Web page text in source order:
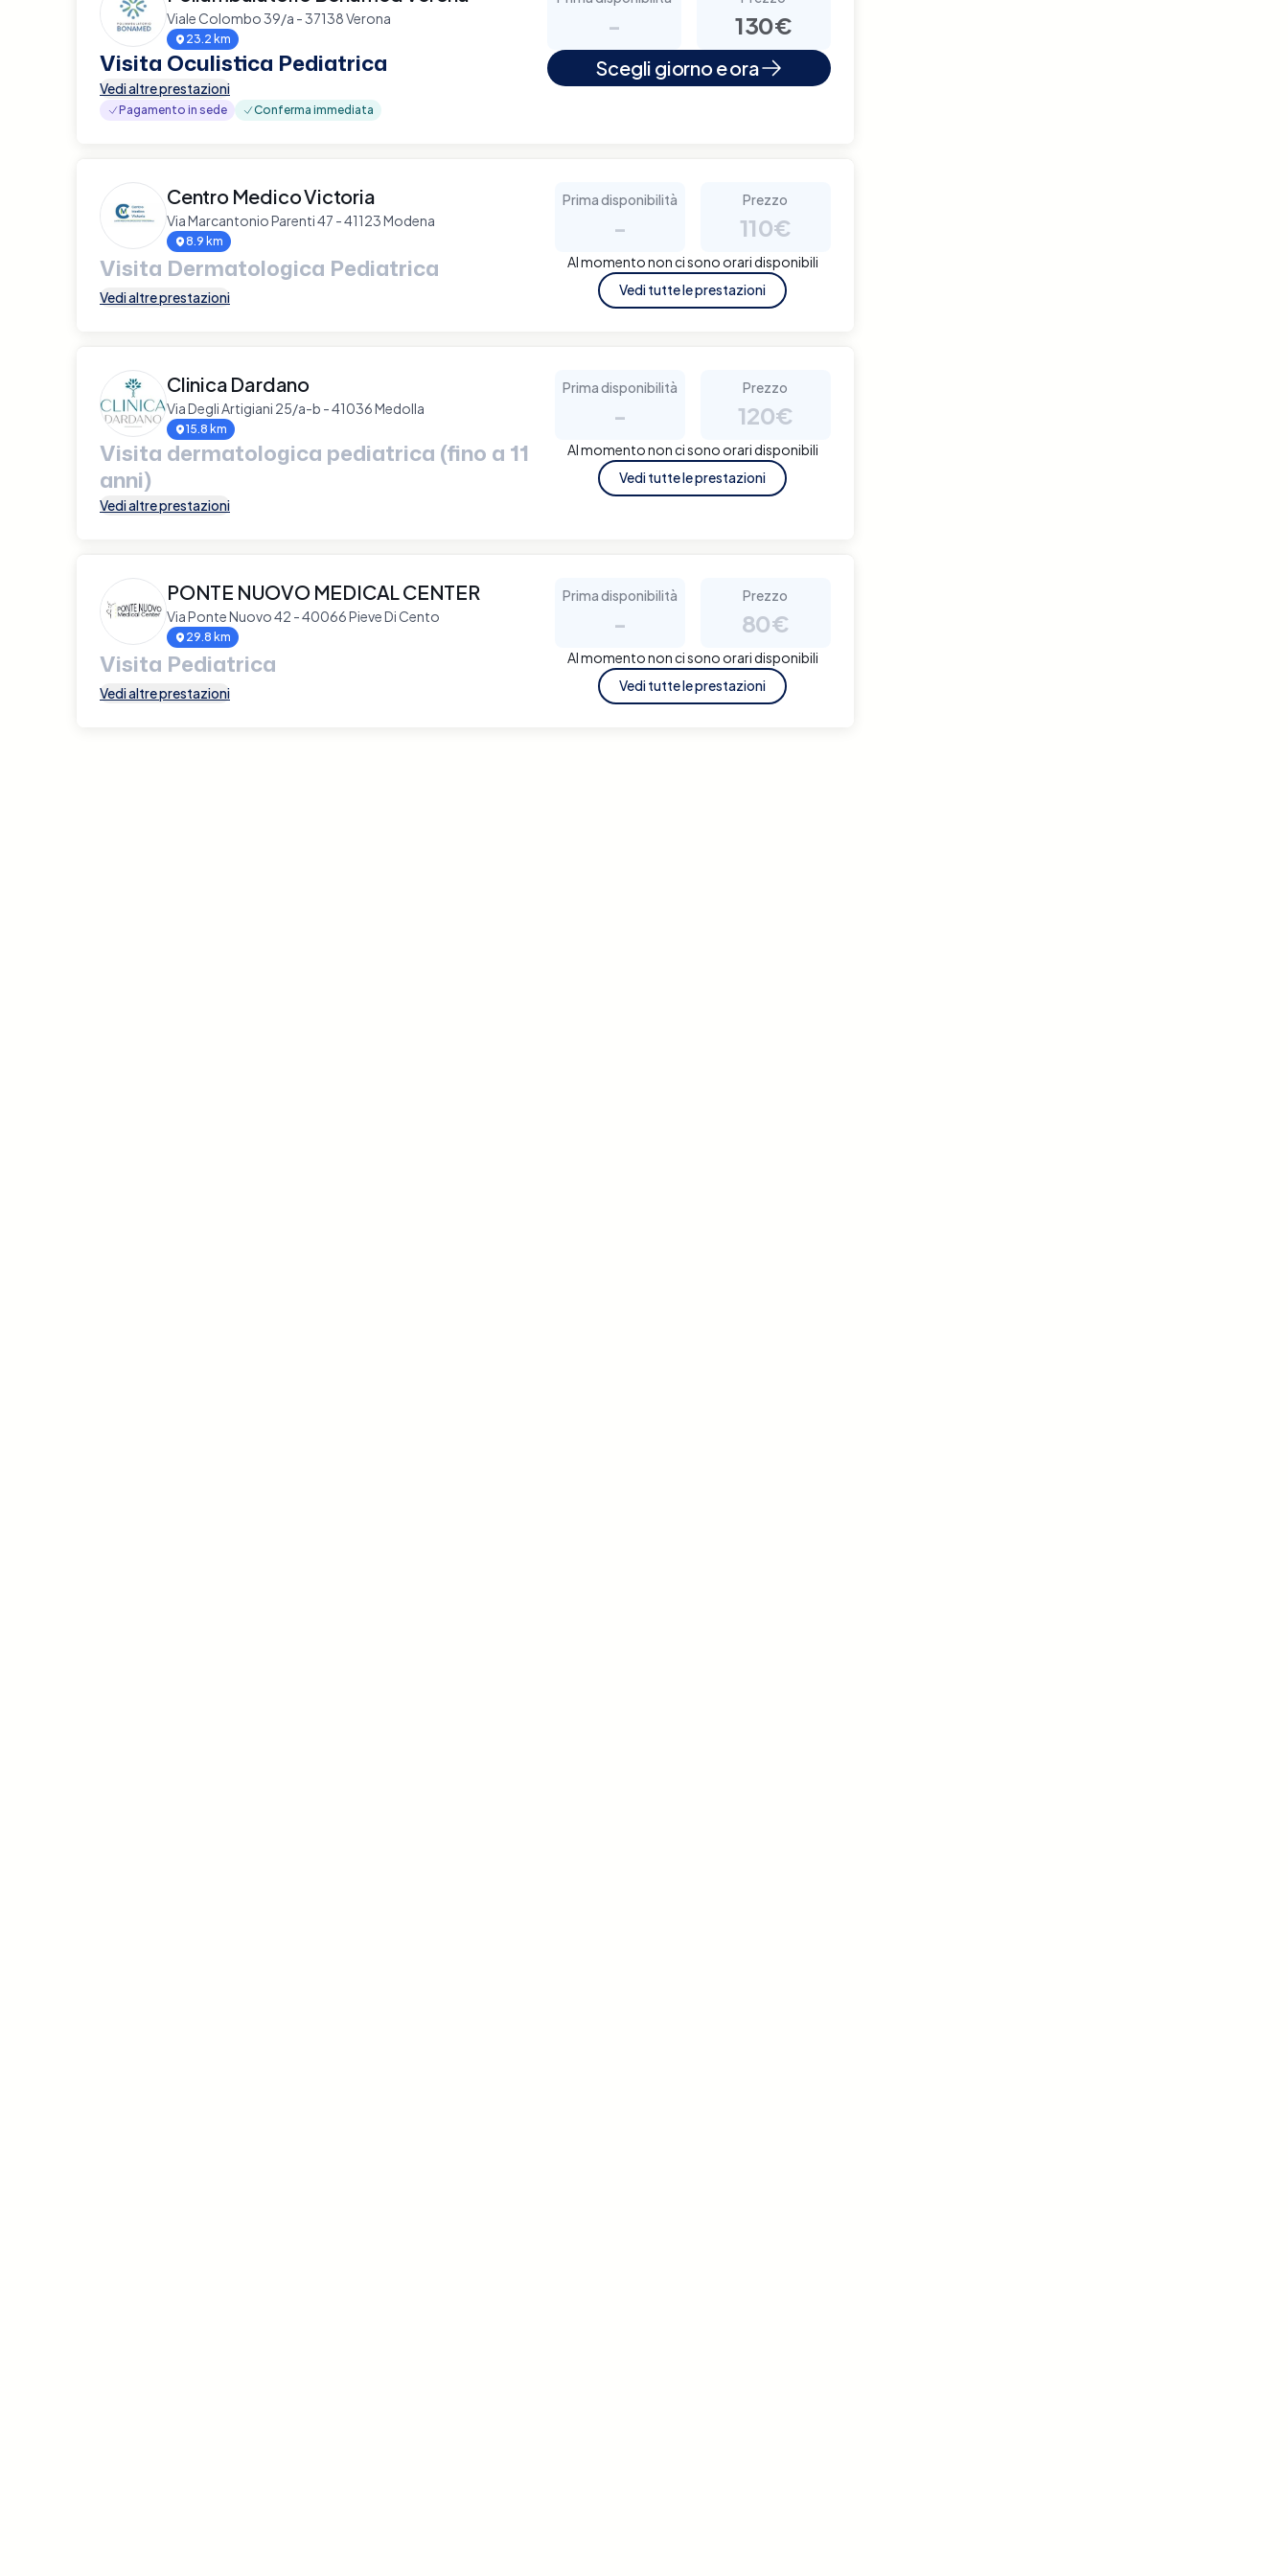
Viale Colombo 39/a - 37138 Verona
23.2 km
Visita Oculistica Pediatrica
Vedi altre prestazioni
Pagamento in sede Conferma immediata
- 130€
Scegli giorno e ora
Centro Medico Victoria
Via Marcantonio Parenti 47 - 41123 Modena
8.9 km
Visita Dermatologica Pediatrica
Vedi altre prestazioni
Prima disponibilità
-
Prezzo
110€
Al momento non ci sono orari disponibili
Vedi tutte le prestazioni
Clinica Dardano
Via Degli Artigiani 25/a-b - 41036 Medolla
15.8 km
Visita dermatologica pediatrica (fino a 11
anni)
Vedi altre prestazioni
Prima disponibilità
-
Prezzo
120€
Al momento non ci sono orari disponibili
Vedi tutte le prestazioni
PONTE NUOVO MEDICAL CENTER
Via Ponte Nuovo 42 - 40066 Pieve Di Cento
29.8 km
Visita Pediatrica
Vedi altre prestazioni
Prima disponibilità
-
Prezzo
80€
Al momento non ci sono orari disponibili
Vedi tutte le prestazioni